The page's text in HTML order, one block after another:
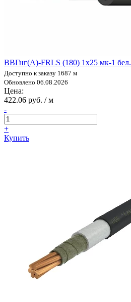
ВВГнг(А)-FRLS (180) 1х25 мк-1 бел.
Доступно к заказу 1687 м
Обновлено 06.08.2026
Цена:
422.06 руб. / м
-
+
Купить